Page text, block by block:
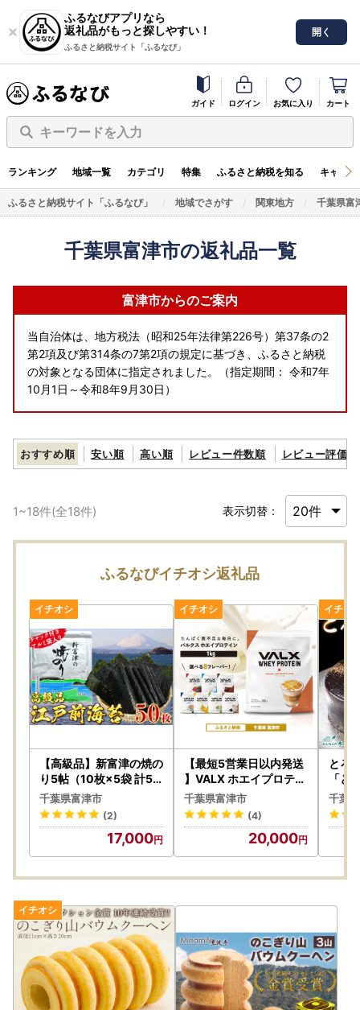
ふるなびアプリなら
返礼品がもっと探しやすい！
ふるさと納税サイト「ふるなび」
開く
ガイド ログイン お気に入り カート
キーワードを入力
ランキング 地域一覧 カテゴリ 特集 ふるさと納税を知る キャン
ふるさと納税サイト「ふるなび」 地域でさがす 関東地方 千葉県富
千葉県富津市の返礼品一覧
富津市からのご案内
当自治体は、地方税法（昭和25年法律第226号）第37条の2
第2項及び第314条の7第2項の規定に基づき、ふるさと納税
の対象となる団体に指定されました。（指定期間： 令和7年
10月1日～令和8年9月30日）
おすすめ順 安い順 高い順 レビュー件数順 レビュー評価順
1~18件(全18件) 表示切替：
ふるなびイチオシ返礼品
【高級品】新富津の焼の
り5帖（10枚×5袋 計50
枚）
千葉県富津市
(2)
17,000
【最短5営業日以内発送
】VALX ホエイプロテイ
ン 1kg キャラメルマキ
アート風味 プロテイン
キャラメル マキアート
キャラメルマキアート
千葉県富津市
(4)
20,000
とろ
「と
んね
千葉